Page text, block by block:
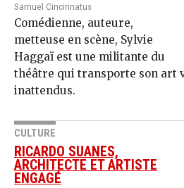
Samuel Cincinnatus
Comédienne, auteure,
metteuse en scène, Sylvie
Haggaï est une militante du
théâtre qui transporte son art
inattendus.
CULTURE
RICARDO SUANES,
ARCHITECTE ET ARTISTE
ENGAGÉ